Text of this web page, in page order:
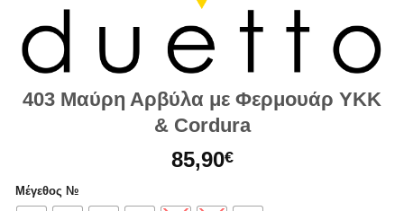
403 Μαύρη Αρβύλα με Φερμουάρ ΥΚΚ
& Cordura
85,90€
Μέγεθος №